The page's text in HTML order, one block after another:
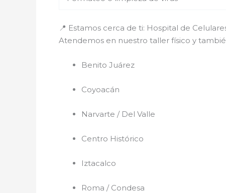
📍 Estamos cerca de ti: Hospital de
Atendemos en nuestro taller físico y
Benito Juárez
Coyoacán
Narvarte / Del Valle
Centro Histórico
Iztacalco
Roma / Condesa